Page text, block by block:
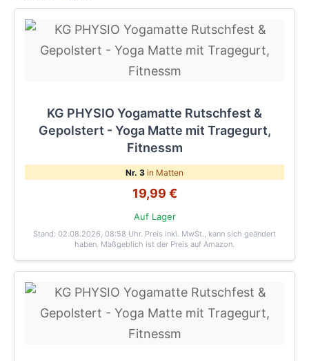
KG PHYSIO Yogamatte Rutschfest &
Gepolstert - Yoga Matte mit Tragegurt,
Fitnessm
Nr. 3 in Matten
19,99 €
Auf Lager
Stand: 02.08.2026, 08:58 Uhr. Preis inkl. MwSt., kann sich geändert
haben. Maßgeblich ist der Preis auf Amazon.